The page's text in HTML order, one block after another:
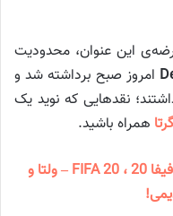
این عنوان، محدودیت
امروز صبح برداشته شد و
نقدهایی که نوید یک
همراه باشید.
نقد و بررسی بازی فیفا 20 ، FIFA 20 – ولتا و